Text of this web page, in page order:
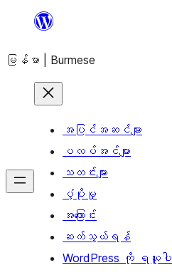
အကြောင်းအရာ
ကျော်သွား
မြန်မာ | Burmese
အပြင်အဆင်များ
ပလပ်အင်များ
သတင်းများ
ပံ့ပိုးမှု
အကြောင်း
ဆက်သွယ်ရန်
WordPress ကို ရယူပါ